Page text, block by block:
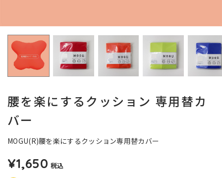
腰を楽にするクッション 専用替カ
バー
MOGU(R)腰を楽にするクッション専用替カバー
¥1,650 税込